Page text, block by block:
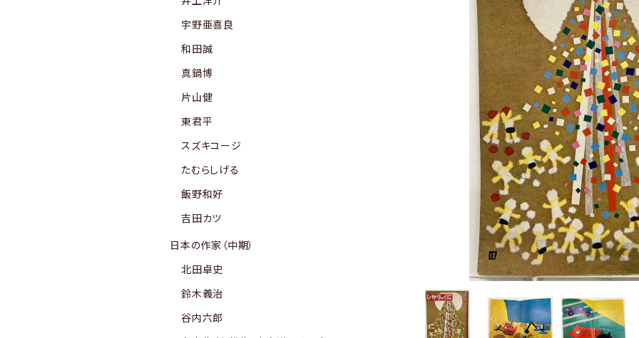
宇野亜喜良
和田誠
真鍋博
片山健
東君平
スズキコージ
たむらしげる
飯野和好
吉田カツ
日本の作家（中期）
北田卓史
鈴木義治
谷内六郎